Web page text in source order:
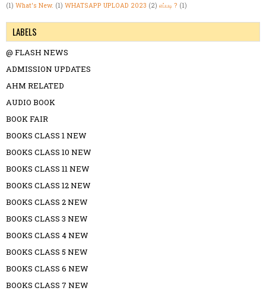
(1) What's New. (1) WHATSAPP UPLOAD 2023 (2) எப்படி ? (1)
LABELS
@ FLASH NEWS
ADMISSION UPDATES
AHM RELATED
AUDIO BOOK
BOOK FAIR
BOOKS CLASS 1 NEW
BOOKS CLASS 10 NEW
BOOKS CLASS 11 NEW
BOOKS CLASS 12 NEW
BOOKS CLASS 2 NEW
BOOKS CLASS 3 NEW
BOOKS CLASS 4 NEW
BOOKS CLASS 5 NEW
BOOKS CLASS 6 NEW
BOOKS CLASS 7 NEW